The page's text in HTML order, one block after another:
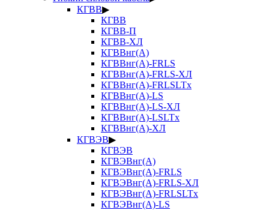
КГВВ▶
КГВВ
КГВВ-П
КГВВ-ХЛ
КГВВнг(А)
КГВВнг(А)-FRLS
КГВВнг(А)-FRLS-ХЛ
КГВВнг(А)-FRLSLTx
КГВВнг(А)-LS
КГВВнг(А)-LS-ХЛ
КГВВнг(А)-LSLTx
КГВВнг(А)-ХЛ
КГВЭВ▶
КГВЭВ
КГВЭВнг(А)
КГВЭВнг(А)-FRLS
КГВЭВнг(А)-FRLS-ХЛ
КГВЭВнг(А)-FRLSLTx
КГВЭВнг(А)-LS